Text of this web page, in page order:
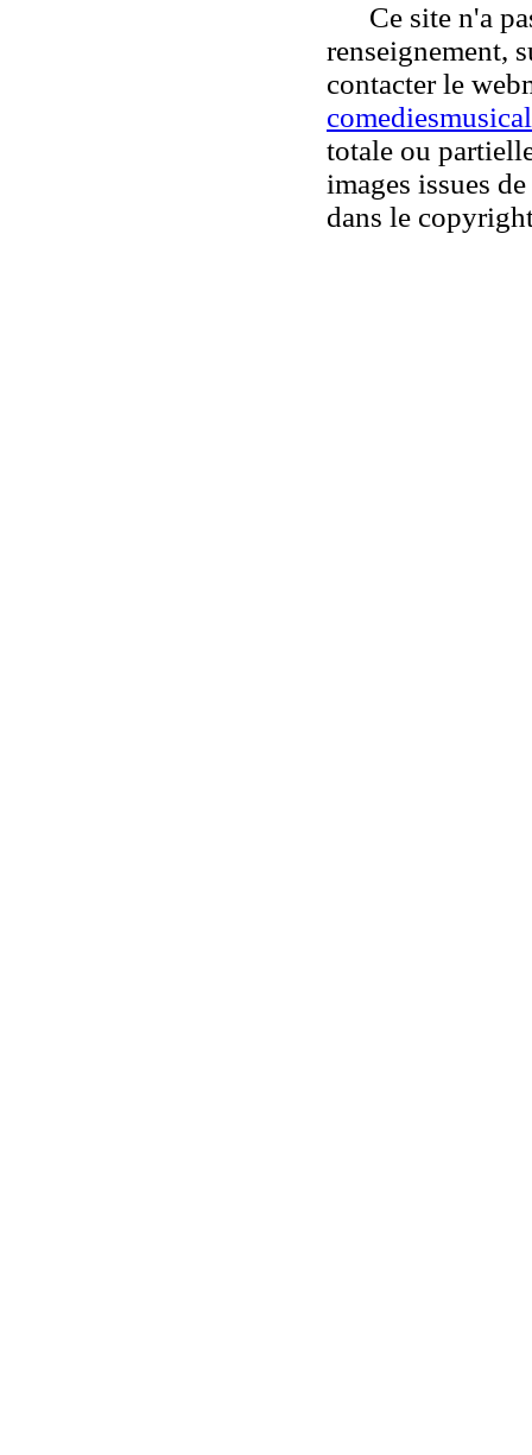
Ce site n'a
renseignement,
contacter le
totale ou
images issues
dans le